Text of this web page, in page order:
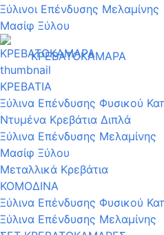
Ξύλινοι Επένδυσης Μελαμίνης
Μασίφ Ξύλου
ΚΡΕΒΑΤΟΚΑΜΑΡΑ
ΚΡΕΒΑΤΙΑ
Ξύλινα Επένδυσης Φυσικού
Ντυμένα Κρεβάτια Διπλά
Ξύλινα Επένδυσης Μελαμίνης
Μασίφ Ξύλου
Μεταλλικά Κρεβάτια
ΚΟΜΟΔΙΝΑ
Ξύλινα Επένδυσης Φυσικού
Ξύλινα Επένδυσης Μελαμίνης